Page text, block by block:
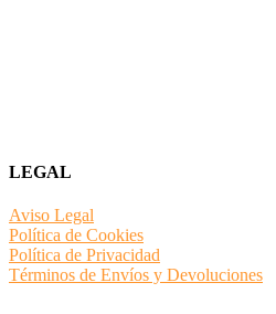
LEGAL
Aviso Legal
Política de Cookies
Política de Privacidad
Términos de Envíos y Devoluciones